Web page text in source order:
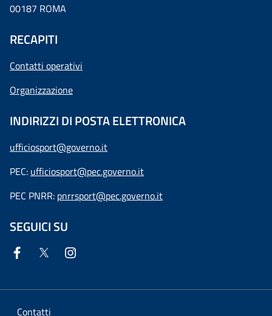
00187 ROMA
RECAPITI
Contatti operativi
Organizzazione
INDIRIZZI DI POSTA ELETTRONICA
ufficiosport@governo.it
PEC: ufficiosport@pec.governo.it
PEC PNRR: pnrrsport@pec.governo.it
SEGUICI SU
Contatti